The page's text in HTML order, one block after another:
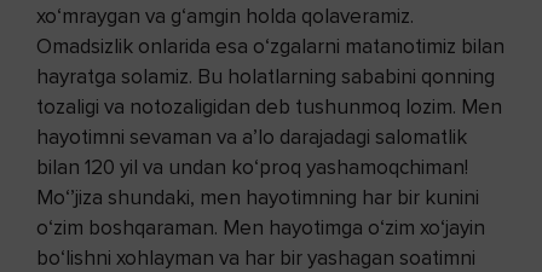
xo‘mraygan va g‘amgin holda qolaveramiz.
Omadsizlik onlarida esa o‘zgalarni matanotimiz bilan
hayratga solamiz. Bu holatlarning sababini qonning
tozaligi va notozaligidan deb tushunmoq lozim. Men
hayotimni sevaman va a’lo darajadagi salomatlik
bilan 120 yil va undan ko‘proq yashamoqchiman!
Mo‘’jiza shundaki, men hayotimning har bir kunini
o‘zim boshqaraman. Men hayotimga o‘zim xo‘jayin
bo‘lishni xohlayman va har bir yashagan soatimni